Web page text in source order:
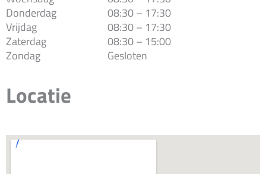
Donderdag
Vrijdag
Zaterdag
Zondag
08:30 – 17:30
08:30 – 17:30
08:30 – 15:00
Gesloten
Locatie